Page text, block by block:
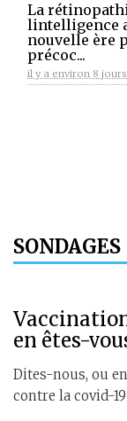
La
lintelligence
nouvelle ère
précoc...
il y a environ 8 jours
SONDAGES
en êtes-
Dites-nous, ou
contre la covid-19